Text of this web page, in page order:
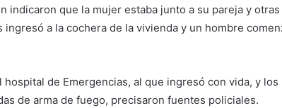
indicaron que la mujer estaba junto a su pareja y
ingresó a la cochera de la vivienda y un hombre
hospital de Emergencias, al que ingresó con vida, y
de arma de fuego, precisaron fuentes policiales.